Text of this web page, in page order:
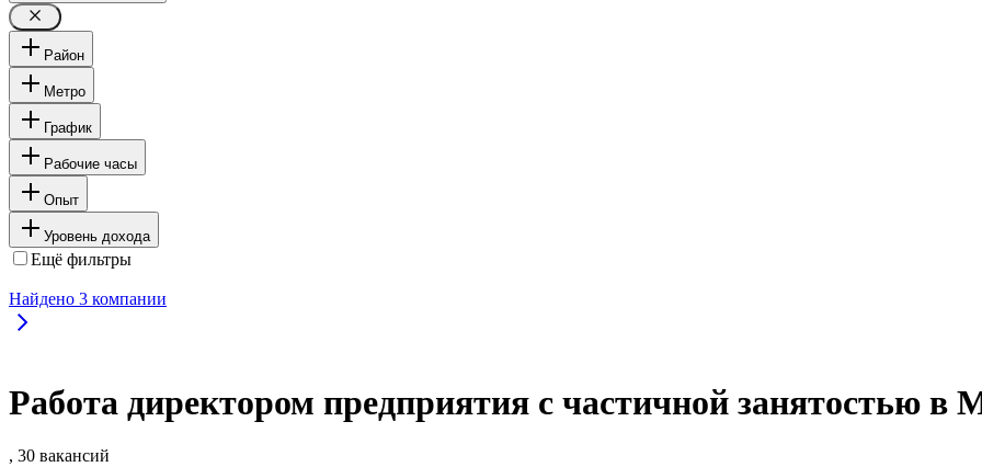
Район
Метро
График
Рабочие часы
Опыт
Уровень дохода
Ещё фильтры
Найдено 3 компании
Работа директором предприятия с частичной занятостью в
, 30 вакансий